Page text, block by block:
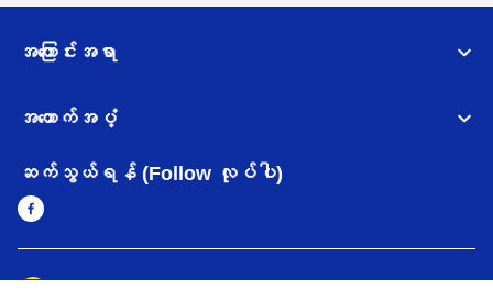
အကြောင်းအရာ
အထောက်အပံ့
ဆက်သွယ်ရန် (Follow လုပ်ပါ)